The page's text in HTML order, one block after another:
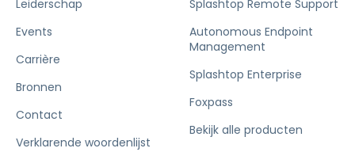
Leiderschap
Events
Carrière
Bronnen
Contact
Verklarende woordenlijst
Splashtop Remote Support
Autonomous Endpoint
Management
Splashtop Enterprise
Foxpass
Bekijk alle producten